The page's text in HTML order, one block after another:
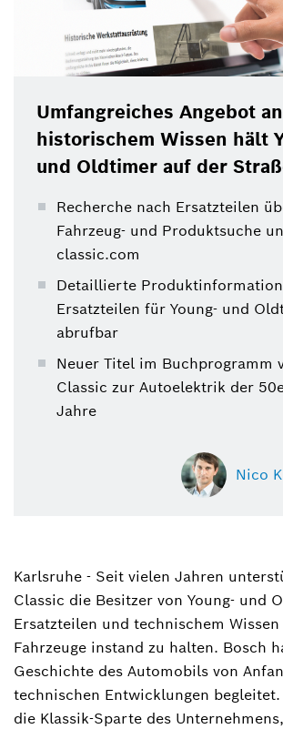
Umfangreiches Angebot an
historischem Wissen hält
und Oldtimer auf der
Recherche nach Ersatzteilen
Fahrzeug- und Produktsuche
classic.com
Detaillierte
Ersatzteilen für Young- und
abrufbar
Neuer Titel im Buchprogramm
Classic zur Autoelektrik der
Jahre
Nico
Nico Krespach
Sprecher Mobility Aftermarket
Pkw, Nfz, Oldtimer und Youngtimer,
Diagnoselösungen,
Reparaturlösungen)
+49 721 942-2209
Karlsruhe - Seit vielen Jahren
Classic die Besitzer von Young- und
Ersatzteilen und technischem
Fahrzeuge instand zu halten. Bosch
Geschichte des Automobils von
technischen Entwicklungen
die Klassik-Sparte des